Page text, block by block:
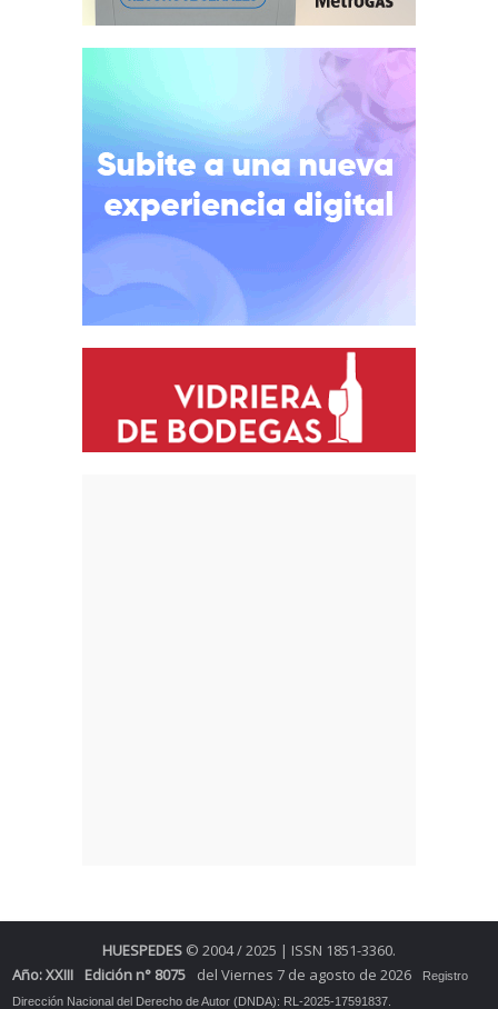
HUESPEDES © 2004 / 2025 | ISSN 1851-3360.
Año: XXIII
Edición n° 8075 del Viernes 7 de agosto de 2026
Registro
Dirección Nacional del Derecho de Autor (DNDA): RL-2025-17591837.